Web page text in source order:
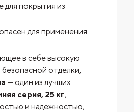
покрытия из
для применения
в себе высокую
отделки,
— один из лучших
серия, 25 кг,
и надежностью,